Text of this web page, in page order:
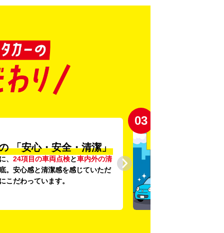
「安心・安全・清潔」
、 24項目の車両点検と車内外の清
。安心感と清潔感を感じていただ
こだわっています。
03